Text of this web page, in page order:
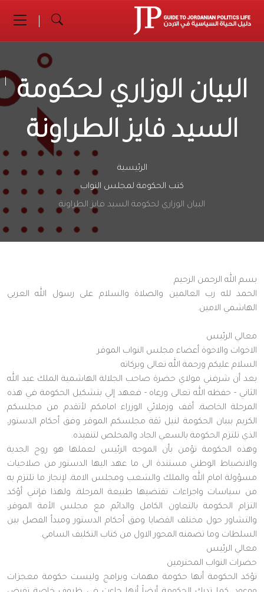
البيان الوزاري لحكومة
السيد فايز الطراونة
الرئيسية
كتب الحكومة لمجلس النواب
البيان الوزاري لحكومة السيد فايز الطراونة
بسم الله الرحمن الرحيم
الحمد لله رب العالمين والصلاة والسلام على رسول الله العربي
الهاشمي الامين.
معالي الرئيس
الاخوات والاخوة أعضاء مجلس النواب الموقر
السلام عليكم ورحمة الله تعالى وبركاته
بعد أن شرفني مولاي حضرة صاحب الجلالة الهاشمية الملك عبد الله
الثاني - حفظه الله تعالى ورعاه - فعهد إلي بتشكيل الحكومة في هذه
المرحلة الخاصة، أقف وزملائي الوزراء امامكم لأتقدم من مجلسكم
الكريم ببيان الحكومة لنيل ثقة مجلسكم الموقر وفق أحكام الدستور،
الذي تلتزم الحكومة بالسعي الجاد والمخلص لتنفيذه.
وهذه الحكومة تؤمن بأن الموجه الرئيس لعملها هو روح الجدية
والانضباط الوطني مستندة الى ما عهد اليها الدستور من صلاحيات
مسؤولة امام الله والملك والشعب ومجلس الامة، لإنجاز ما تلتزم به
من سياسات واجراءات تقتضيها طبيعة المرحلة، ولهذا فإنني أؤكد
التزام الحكومة بالتعاون الكامل والدائم مع مجلس الأمة الموقر،
والتشاور حول مختلف القضايا وفق أحكام الدستور ومبدأ الفصل بين
السلطات وما تضمنه المحور الاول من كتاب التكليف السامي.
معالي الرئيس
حضرات النواب المحترمين
تؤكد الحكومة أنها حكومة مهمات وبرامج وليست حكومة معجزات